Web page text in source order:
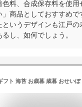
料、合成保存料を使用
」商品としておすすめ
というデザインも江戸の
し、如何でしょう。